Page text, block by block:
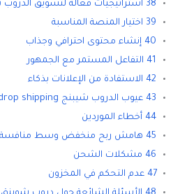
38 استراتيجيات فعالة لتسويق الدروب شيبنج عبر السوشيال ميديا
39 اختيار المنصة المناسبة
40 إنشاء محتوى احترافي وجذاب
41 التفاعل المستمر مع الجمهور
42 الاستفادة من الإعلانات بذكاء
43 عيوب الدروب شيبنج drop shipping
44 أخطاء الموردين
45 هامش ربح منخفض وسط منافسة قوية
46 مشكلات الشحن
47 عدم التحكم في المخزون